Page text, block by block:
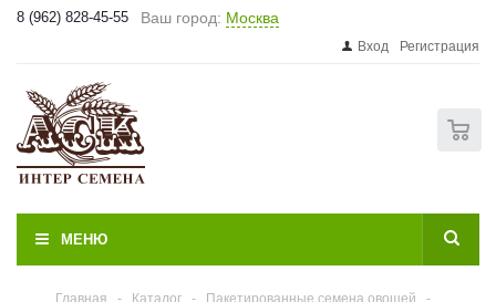
8 (962) 828-45-55 Ваш город: Москва
Вход Регистрация
МЕНЮ
Главная - Каталог - Пакетированные семена овощей
-